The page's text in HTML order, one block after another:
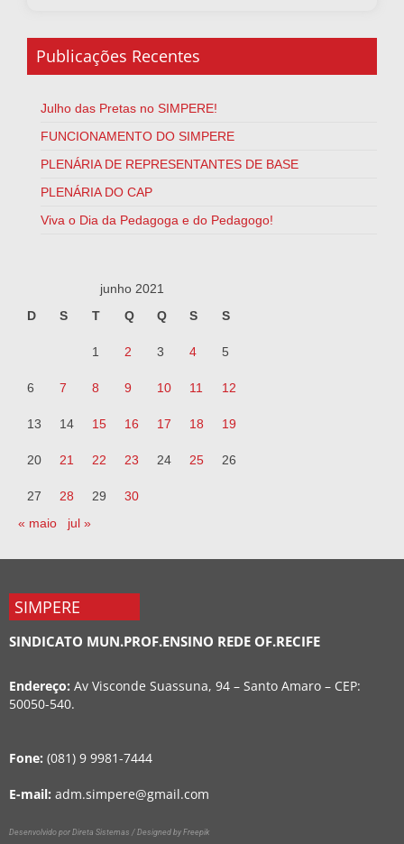
Publicações Recentes
Julho das Pretas no SIMPERE!
FUNCIONAMENTO DO SIMPERE
PLENÁRIA DE REPRESENTANTES DE BASE
PLENÁRIA DO CAP
Viva o Dia da Pedagoga e do Pedagogo!
junho 2021
D
S T Q Q S S
1 2 3 4 5
6 7 8 9 10 11 12
13 14 15 16 17 18 19
20 21 22 23 24 25 26
27 28 29
30
« maio
jul »
SIMPERE
SINDICATO MUN.PROF.ENSINO REDE OF.RECIFE
Endereço: Av Visconde Suassuna, 94 – Santo Amaro – CEP:
50050-540.
Fone: (081) 9 9981-7444
E-mail: adm.simpere@gmail.com
Desenvolvido por Direta Sistemas / Designed by Freepik